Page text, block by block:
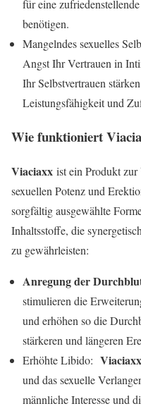
für eine
benötigen.
Mangelndes sexuelles
Angst Ihr Vertrauen in
Ihr Selbstvertrauen
Leistungsfähigkeit und
Wie funktioniert
Viaciaxx ist ein Produkt zur
sexuellen Potenz und
sorgfältig ausgewählte
Inhaltsstoffe, die
zu gewährleisten:
Anregung der
stimulieren die
und erhöhen so die
stärkeren und längeren
Erhöhte Libido: Viaciaxx
und das sexuelle
männliche Interesse und